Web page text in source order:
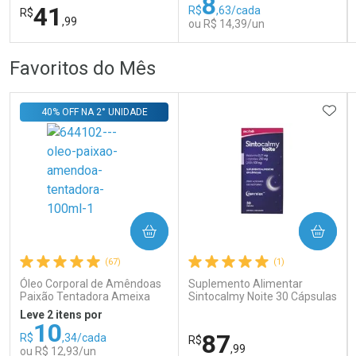
R$41 ,99
Comprar sem Desconto
Por R$ 41,99/cada
Por Menos
Comprar sem Desconto
Por R$ 41,99/cada
R$
,63/cada
ou R$ 14,39/un
Comprar sem Desconto
Por R$ 14,39/cada
Por Menos
Comprar sem Desconto
Por R$ 14,39/cada
Favoritos do Mês
(67)
Óleo Corporal de Amêndoas
Paixão Tentadora Ameixa
Rubi 100ml
40% OFF NA 2° UNIDADE
Leve 2 itens por
R$10,34/cada
ou R$ 12,93/un
COMPRAR
(1)
Suplemento Alimentar
Sintocalmy Noite 30 Cápsulas
R$87,99
COMPRAR